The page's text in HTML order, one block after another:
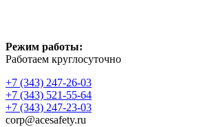
Режим работы:
Работаем круглосуточно
+7 (343) 247-26-03
+7 (343) 521-55-64
+7 (343) 247-23-03
corp@acesafety.ru